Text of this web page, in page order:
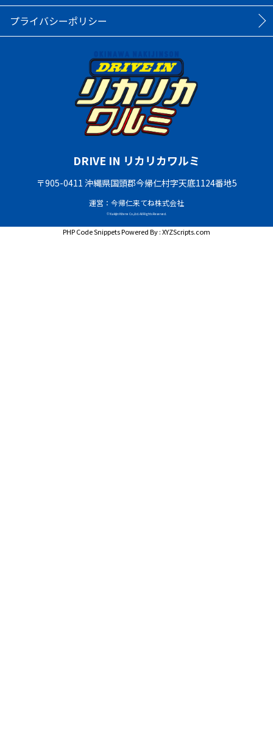
プライバシーポリシー
DRIVE IN リカリカワルミ
〒905-0411 沖縄県国頭郡今帰仁村字天底1124番地5
運営：今帰仁来てね株式会社
© Nakijin Kitene Co.,Ltd. All Rights Reserved.
PHP Code SnippetsPowered By :XYZScripts.com